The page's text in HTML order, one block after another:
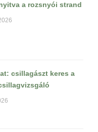
a rozsnyói strand
csillagászt keres a